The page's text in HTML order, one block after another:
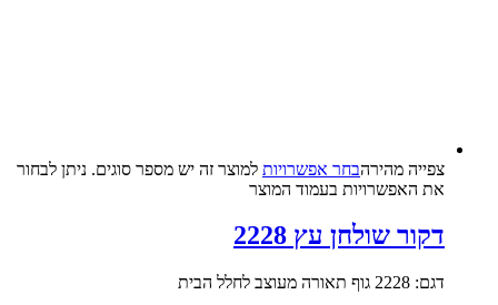
צפייה‬ ‫מהירה‬בחר אפשרויות למוצר זה יש מספר סוגים. ניתן לבחור
את האפשרויות בעמוד המוצר
דקור שולחן עץ 2228
דגם: 2228 גוף תאורה מעוצב לחלל הבית